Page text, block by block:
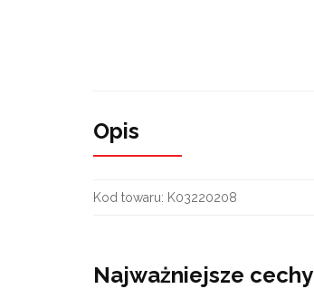
Opis
Kod towaru: K03220208
Najważniejsze cechy